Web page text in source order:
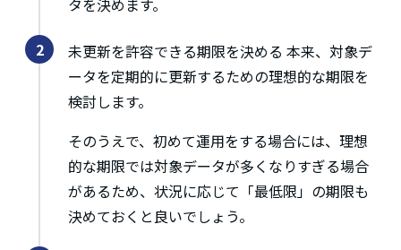
未更新を許容できる期限を決める 本来、対象デ
ータを定期的に更新するための理想的な期限を
検討します。
そのうえで、初めて運用をする場合には、理想
的な期限では対象データが多くなりすぎる場合
があるため、状況に応じて「最低限」の期限も
決めておくと良いでしょう。